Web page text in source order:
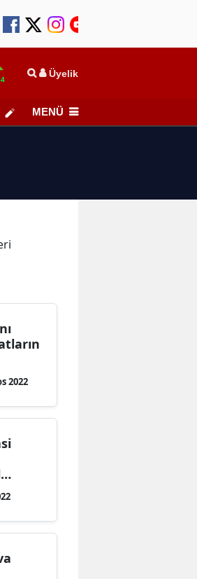
Üyelik
Köşe Yazarları
MENÜ
2022